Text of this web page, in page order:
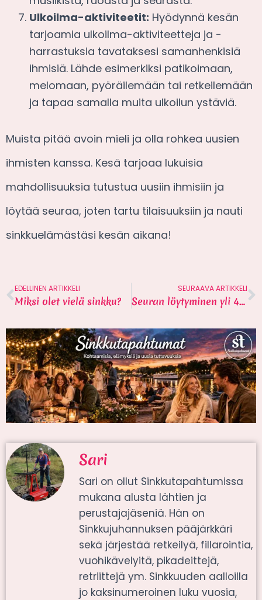
Ulkoilma-aktiviteetit: Hyödynnä kesän
tarjoamia ulkoilma-aktiviteetteja ja -
harrastuksia tavataksesi samanhenkisiä
ihmisiä. Lähde esimerkiksi patikoimaan,
melomaan, pyöräilemään tai retkeilemään
ja tapaa samalla muita ulkoilun ystäviä.
Muista pitää avoin mieli ja olla rohkea uusien
ihmisten kanssa. Kesä tarjoaa lukuisia
mahdollisuuksia tutustua uusiin ihmisiin ja
löytää seuraa, joten tartu tilaisuuksiin ja nauti
sinkkuelämästäsi kesän aikana!
EDELLINEN ARTIKKELI
Miksi olet vielä sinkku?
SEURAAVA ARTIKKELI
Seuran löytyminen yli 45-vuotiaana
Sari
Sari on ollut Sinkkutapahtumissa
mukana alusta lähtien ja
perustajajäseniä. Hän on
Sinkkujuhannuksen pääjärkkäri
sekä järjestää retkeilyä, fillarointia,
vuohikävelyitä, pikadeittejä,
retriittejä ym. Sinkkuuden aalloilla
jo kaksinumeroinen luku vuosia,